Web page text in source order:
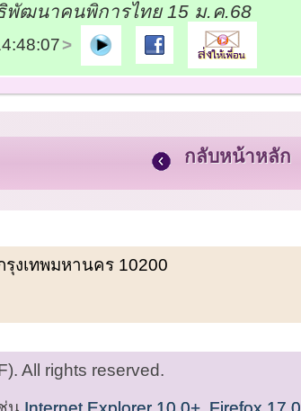
พัฒนาคนพิการไทย 15 ม.ค.68
กลับหน้าหลัก
งเทพมหานคร 10200
All rights reserved.